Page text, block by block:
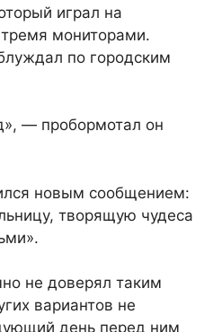
играл на
мониторами.
по городским
— пробормотал он
новым сообщением:
творящую чудеса
не доверял таким
вариантов не
день перед ним